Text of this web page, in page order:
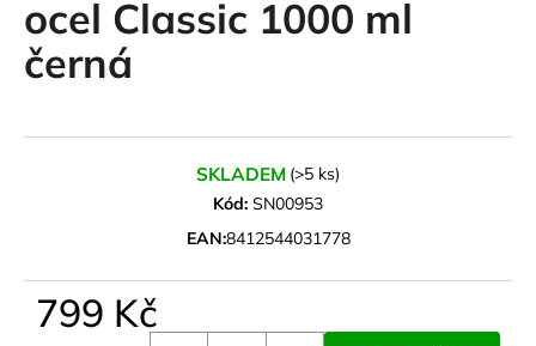
ocel Classic 1000 ml
černá
SKLADEM (>5 ks)
Kód: SN00953
EAN:8412544031778
799 Kč
a
j
HLEDAT